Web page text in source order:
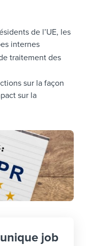
de l’UE, les
internes
traitement des
sur la façon
sur la
job